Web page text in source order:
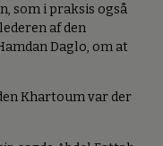
som i praksis også
af den
Daglo, om at
Khartoum var der